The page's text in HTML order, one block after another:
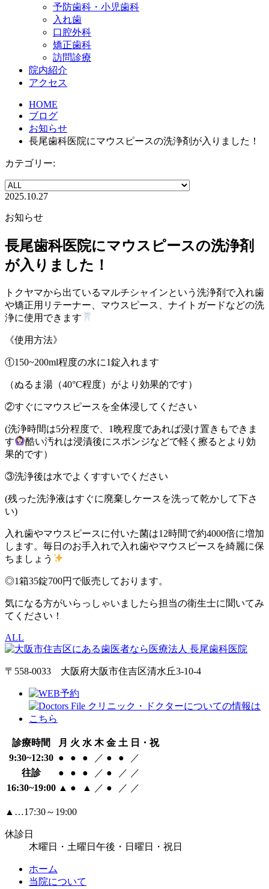
予防歯科・小児歯科
入れ歯
口腔外科
矯正歯科
訪問診療
院内紹介
アクセス
HOME
ブログ
お知らせ
長尾歯科医院にマウスピースの洗浄剤が入りました！
カテゴリー:
2025.10.27
お知らせ
長尾歯科医院にマウスピースの洗浄剤
が入りました！
トクヤマから出ているマルチシャインという洗浄剤で入れ歯
や矯正用リテーナー、マウスピース、ナイトガードなどの洗
浄に使用できます
《使用方法》
①150~200ml程度の水に1錠入れます
（ぬるま湯（40°C程度）がより効果的です）
②すぐにマウスピースを全体浸してください
(洗浄時間は5分程度で、1晩程度であれば浸け置きもできま
す
酷い汚れは浸漬後にスポンジなどで軽く擦るとより効
果的です）
③洗浄後は水でよくすすいでください
(残った洗浄液はすぐに廃棄しケースを洗って乾かして下さ
い)
入れ歯やマウスピースに付いた菌は12時間で約4000倍に増加
します。毎日のお手入れで入れ歯やマウスピースを綺麗に保
ちましょう
◎1箱35錠700円で販売しております。
気になる方がいらっしゃいましたら担当の衛生士に聞いてみ
てください！
ALL
〒558-0033 大阪府大阪市住吉区清水丘3-10-4
診療時間 月 火 水 木 金 土 日・祝
9:30~12:30 ● ● ● ／ ● ●
／
往診
● ● ● ／ ● ／ ／
16:30~19:00 ▲ ● ▲ ／ ● ／ ／
▲…17:30～19:00
休診日
木曜日・土曜日午後・日曜日・祝日
ホーム
当院について